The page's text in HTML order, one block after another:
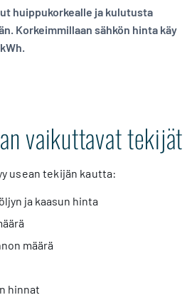
huippukorkealle ja kulutusta
Korkeimmillaan sähkön hinta käy
vaikuttavat tekijät
usean tekijän kautta:
ja kaasun hinta
määrä
hinnat